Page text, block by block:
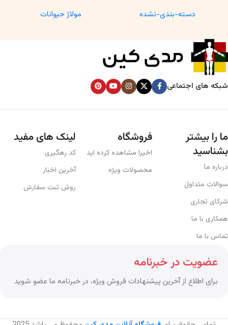
Anatomy Specimen
دسته-بندی-نشده
مولاژ حیوانات
شبکه های اجتماعی
ما را بیشتر
بشناسید
درباره ما
سوالات متداول
شرکای تجاری
همکاری با ما
تماس با ما
فروشگاه
اخیرا مشاهده کرده اید
محصولات ویژه
لینک های مفید
کد رهگیری
آخرین اخبار
روش ثبت سفارش
عضویت در خبرنامه
برای اطلاع از آخرین پیشنهادات فروش ویژه، در خبرنامه ما عضو شوید